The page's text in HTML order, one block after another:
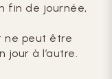
fin de journée,
ne peut être
jour à l’autre.